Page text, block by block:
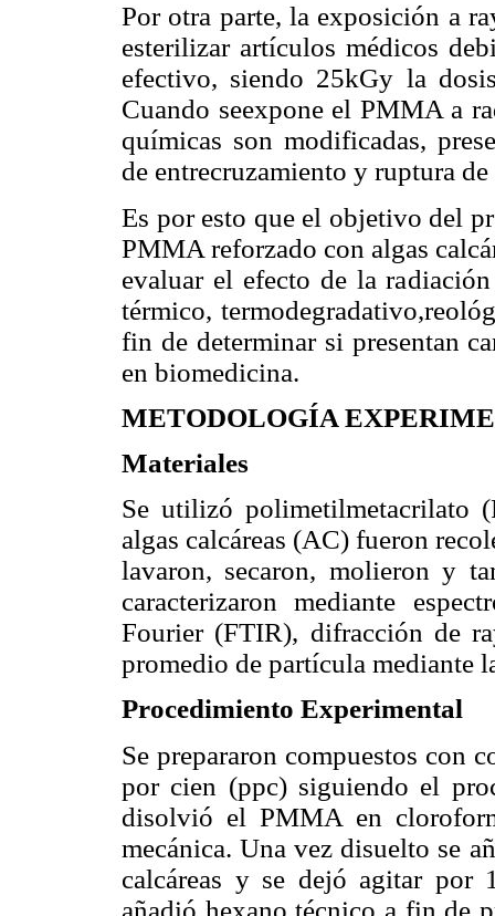
Por otra parte, la exposición a
esterilizar artículos médicos
efectivo, siendo 25kGy la
Cuando seexpone el PMMA a
químicas son modificadas,
de entrecruzamiento y ruptura
Es por esto que el objetivo del
PMMA reforzado con algas
evaluar el efecto de la
térmico,
fin de determinar si presentan
en biomedicina.
METODOLOGÍA
Materiales
Se utilizó polimetilmetacrilato
algas calcáreas (AC) fueron
lavaron, secaron, molieron y
caracterizaron mediante
Fourier (FTIR), difracción de
promedio de partícula mediante
Procedimiento Experimental
Se prepararon compuestos con
por cien (ppc) siguiendo el
disolvió el PMMA en
mecánica. Una vez disuelto se
calcáreas y se dejó agitar por
añadió hexano técnico a fin de